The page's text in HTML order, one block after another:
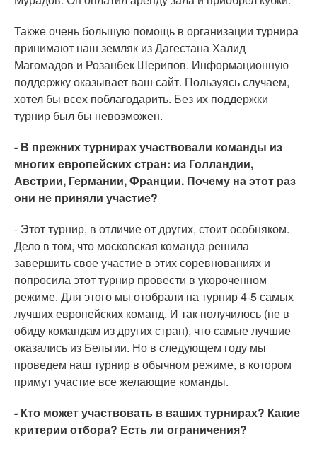
Также очень большую помощь в организации турнира
принимают наш земляк из Дагестана Халид
Магомадов и Розанбек Шерипов. Информационную
поддержку оказывает ваш сайт. Пользуясь случаем,
хотел бы всех поблагодарить. Без их поддержки
турнир был бы невозможен.
- В прежних турнирах участвовали команды из
многих европейских стран: из Голландии,
Австрии, Германии, Франции. Почему на этот раз
они не приняли участие?
- Этот турнир, в отличие от других, стоит особняком.
Дело в том, что московская команда решила
завершить свое участие в этих соревнованиях и
попросила этот турнир провести в укороченном
режиме. Для этого мы отобрали на турнир 4-5 самых
лучших европейских команд. И так получилось (не в
обиду командам из других стран), что самые лучшие
оказались из Бельгии. Но в следующем году мы
проведем наш турнир в обычном режиме, в котором
примут участие все желающие команды.
- Кто может участвовать в ваших турнирах? Какие
критерии отбора? Есть ли ограничения?